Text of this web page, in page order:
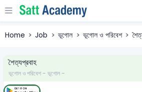
Home Job ভূগোল ভূগোল ও পরিবেশ
শৈত্যপ্রবাহ
ভূগোল ও পরিবেশ - ভূগোল -